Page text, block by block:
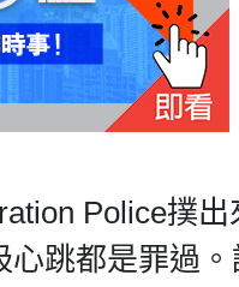
Police撲
跳都是罪過